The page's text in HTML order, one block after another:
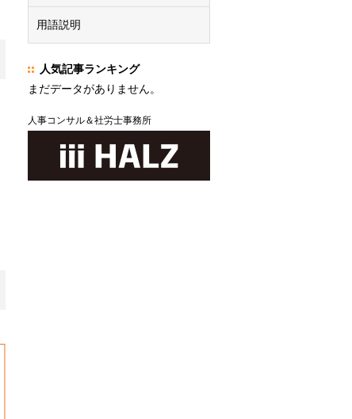
用語説明
人気記事ランキング
まだデータがありません。
人事コンサル＆社労士事務所